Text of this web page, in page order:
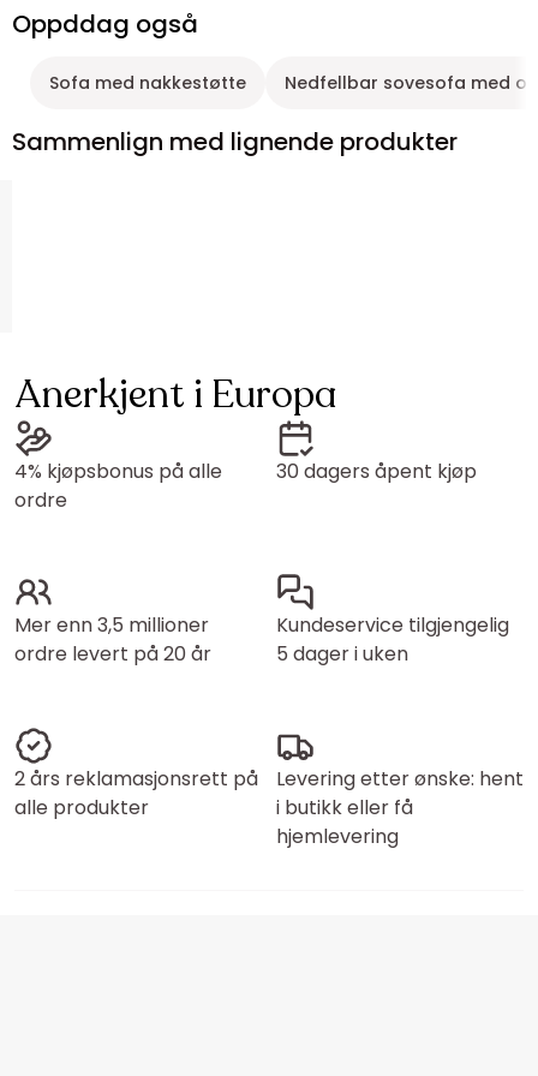
Oppddag også
Sofa med nakkestøtte Nedfellbar sovesofa med
Sammenlign med lignende produkter
Anerkjent i Europa
4% kjøpsbonus på alle
ordre
30 dagers åpent kjøp
Mer enn 3,5 millioner
ordre levert på 20 år
Kundeservice tilgjengelig
5 dager i uken
2 års reklamasjonsrett på
alle produkter
Levering etter ønske: hent
i butikk eller få
hjemlevering